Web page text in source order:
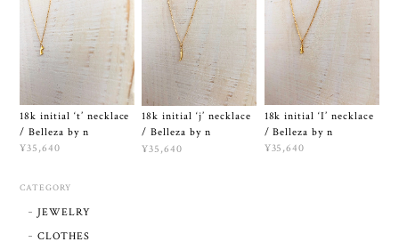
18k initial ‘t’ necklace
/ Belleza by n
¥35,640
18k initial ‘j’ necklace
/ Belleza by n
¥35,640
18k initial ‘I’ necklace
/ Belleza by n
¥35,640
CATEGORY
JEWELRY
CLOTHES